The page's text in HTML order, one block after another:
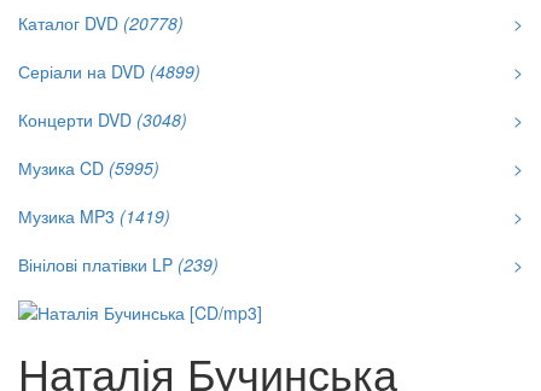
Каталог DVD (20778)
>
Серіали на DVD (4899)
>
Концерти DVD (3048)
>
Музика CD (5995)
>
Музика MP3 (1419)
>
Вінілові платівки LP (239) >
Наталія Бучинська